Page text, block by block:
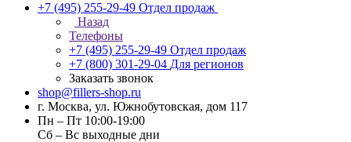
+7 (495) 255-29-49 Отдел продаж
Назад
Телефоны
+7 (495) 255-29-49 Отдел продаж
+7 (800) 301-29-04 Для регионов
Заказать звонок
shop@fillers-shop.ru
г. Москва, ул. Южнобутовская, дом 117
Пн – Пт 10:00-19:00
Сб – Вс выходные дни